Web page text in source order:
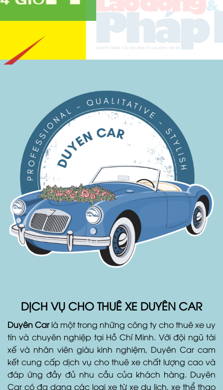
DỊCH VỤ CHO THUÊ XE DUYÊN CAR
Duyên Carlà một trong những công ty cho thuê xe uy
tín và chuyên nghiệp tại Hồ Chí Minh. Với đội ngũ tài
xế và nhân viên giàu kinh nghiệm, Duyên Car cam
kết cung cấp dịch vụ cho thuê xe chất lượng cao và
đáp ứng đầy đủ nhu cầu của khách hàng. Duyên
Car có đa dạng các loại xe từ xe du lịch, xe thể thao